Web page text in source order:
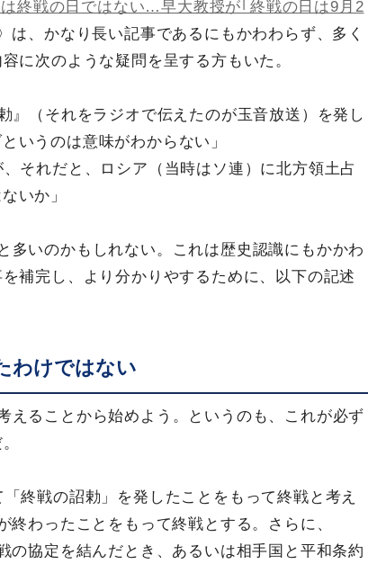
終戦の日ではない…早大教授が｢終戦の日は9月2
は、かなり長い記事であるにもかわわらず、多く
に次のような疑問を呈する方もいた。
』（それをラジオで伝えたのが玉音放送）を発し
いうのは意味がわからない」
それだと、ロシア（当時はソ連）に北方領土占
いか」
多いのかもしれない。これは歴史認識にもかかわ
補完し、より分かりやするために、以下の記述
わけではない
えることから始めよう。というのも、これが必ず
終戦の詔勅」を発したことをもって終戦と考え
わったことをもって終戦とする。さらに、
の協定を結んだとき、あるいは相手国と平和条約